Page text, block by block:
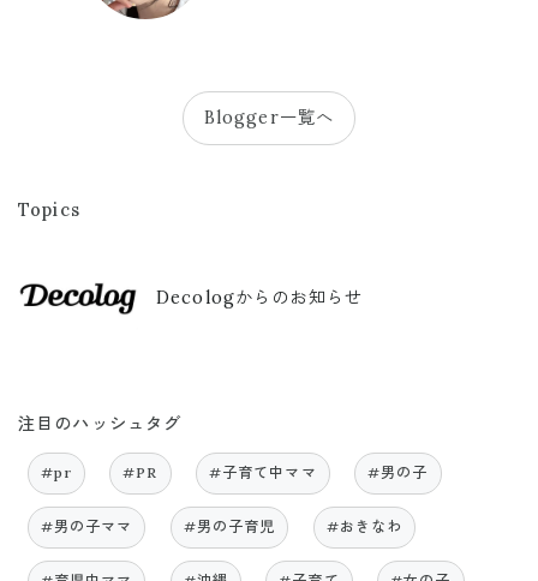
Blogger一覧へ
Topics
Decologからのお知らせ
注目のハッシュタグ
#pr #PR #子育て中ママ #男の子
#男の子ママ #男の子育児 #おきなわ